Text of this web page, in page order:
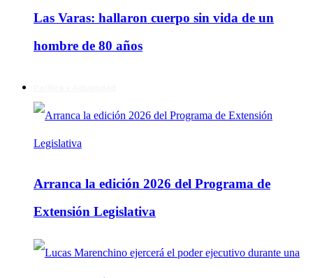
Las Varas: hallaron cuerpo sin vida de un
hombre de 80 años
Arranca la edición 2026 del Programa de
Extensión Legislativa